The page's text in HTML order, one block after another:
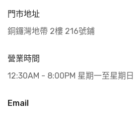
門市地址
銅鑼灣地帶 2樓 216號鋪
營業時間
12:30AM - 8:00PM 星期一至星期日
Email